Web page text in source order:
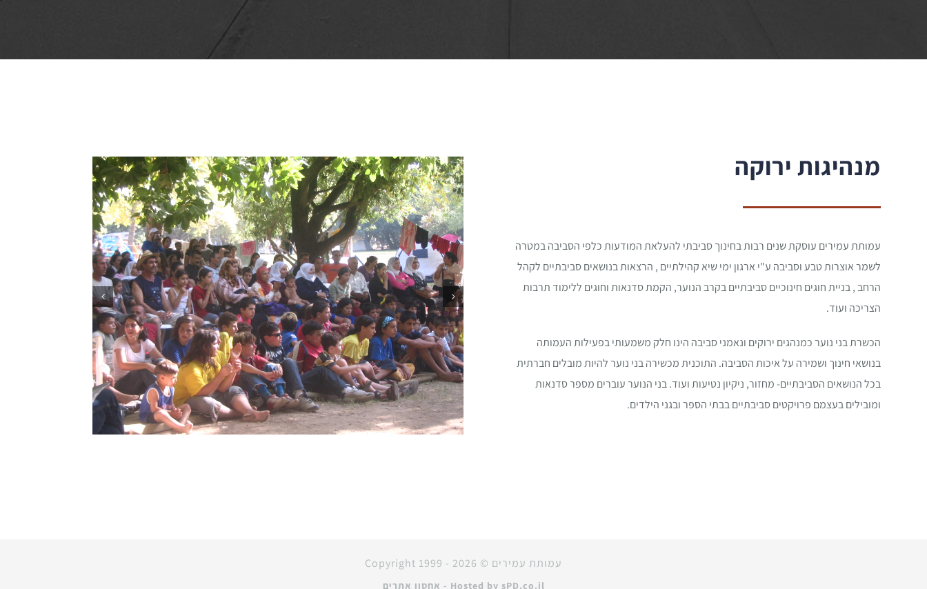
מנהיגות ירוקה
עמותת עמירים עוסקת שנים רבות בחינוך סביבתי להעלאת המודעות כלפי הסביבה במטרה
לשמר אוצרות טבע וסביבה ע"י ארגון ימי שיא קהילתיים , הרצאות בנושאים סביבתיים לקהל
הרחב , בניית חוגים חינוכיים סביבתיים בקרב הנוער, הקמת סדנאות וחוגים ללימוד תרבות
הצריכה ועוד.
הכשרת בני נוער כמנהגים ירוקים ונאמני סביבה הינו חלק משמעותי בפעילות העמותה
בנושאי חינוך ושמירה על איכות הסביבה. התוכנית מכשירה בני נוער להיות מובלים חברתית
בכל הנושאים הסביבתיים- מחזור, ניקיון נטיעות ועוד. בני הנוער עוברים מספר סדנאות
ומובילים בעצמם פרויקטים סביבתיים בבתי הספר ובגני הילדים.
עמותת עמירים © Copyright 1999 - 2026
Hosted by sPD.co.il - אחסון אתרים